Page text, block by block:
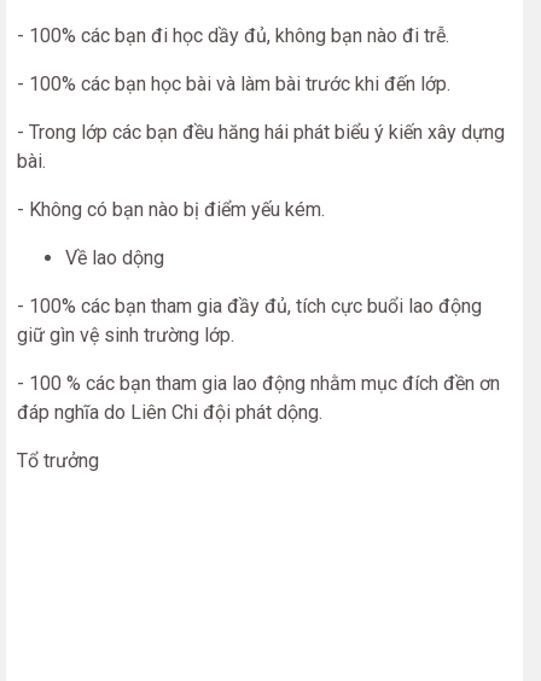
- 100% các bạn đi học dầy đủ, không bạn nào đi trễ.
- 100% các bạn học bài và làm bài trước khi đến lớp.
- Trong lớp các bạn đều hăng hái phát biểu ý kiến xây dựng
bài.
- Không có bạn nào bị điểm yếu kém.
Về lao dộng
- 100% các bạn tham gia đầy đủ, tích cực buổi lao động
giữ gìn vệ sinh trường lớp.
- 100 % các bạn tham gia lao động nhằm mục đích đền ơn
đáp nghĩa do Liên Chi đội phát dộng.
Tổ trưởng